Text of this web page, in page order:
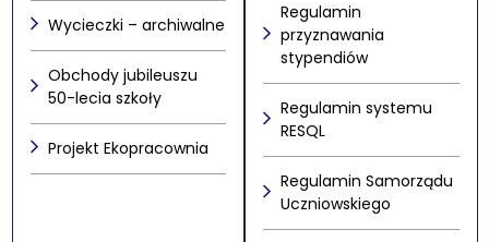
Wycieczki – archiwalne
Obchody jubileuszu
50-lecia szkoły
Projekt Ekopracownia
Regulamin
przyznawania
stypendiów
Regulamin systemu
RESQL
Regulamin Samorządu
Uczniowskiego